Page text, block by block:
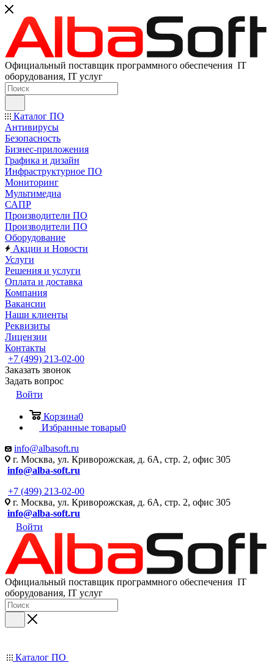
Официальный поставщик программного обеспечения IT
оборудования, IT услуг
Каталог ПО
Антивирусы
Безопасность
Бизнес-приложения
Графика и дизайн
Инфраструктурное ПО
Мониторинг
Мультимедиа
САПР
Производители ПО
Производители ПО
Оборудование
Акции и Новости
Услуги
Решения и услуги
Оплата и доставка
Компания
Вакансии
Наши клиенты
Реквизиты
Лицензии
Контакты
+7 (499) 213-02-00
Заказать звонок
Задать вопрос
Войти
Корзина0
Избранные товары0
info@albasoft.ru
г. Москва, ул. Криворожская, д. 6А, стр. 2, офис 305
info@alba-soft.ru
+7 (499) 213-02-00
г. Москва, ул. Криворожская, д. 6А, стр. 2, офис 305
info@alba-soft.ru
Войти
Официальный поставщик программного обеспечения IT
оборудования, IT услуг
Каталог ПО